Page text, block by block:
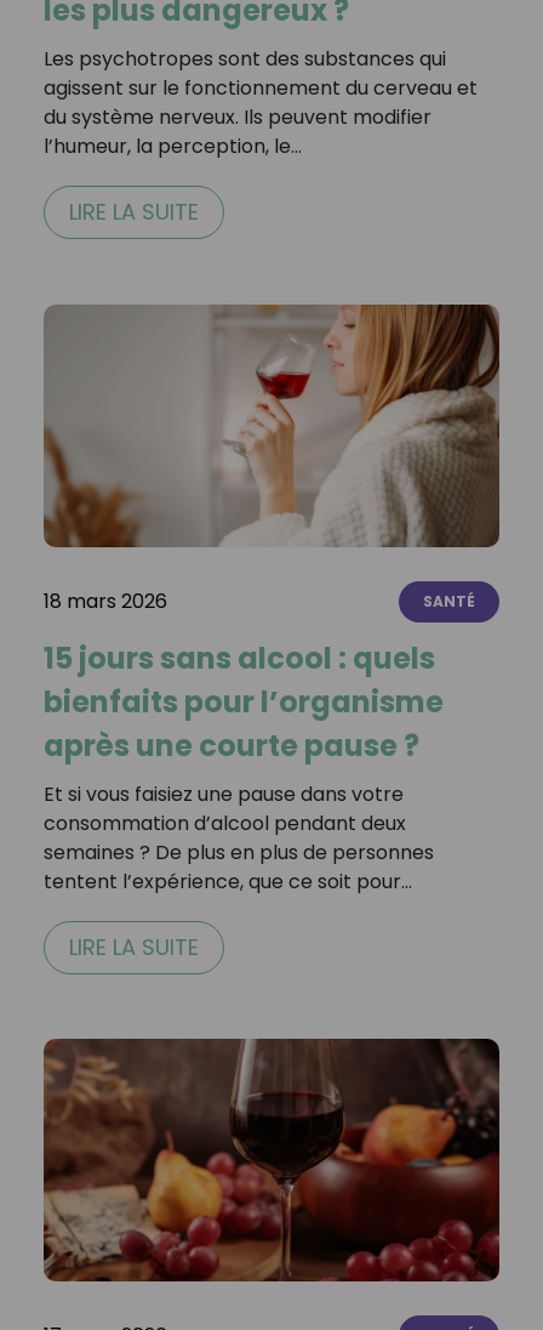
les plus dangereux ?
Les psychotropes sont des substances qui
agissent sur le fonctionnement du cerveau et
du système nerveux. Ils peuvent modifier
l’humeur, la perception, le…
LIRE LA SUITE
18 mars 2026 SANTÉ
15 jours sans alcool : quels
bienfaits pour l’organisme
après une courte pause ?
Et si vous faisiez une pause dans votre
consommation d’alcool pendant deux
semaines ? De plus en plus de personnes
tentent l’expérience, que ce soit pour…
LIRE LA SUITE